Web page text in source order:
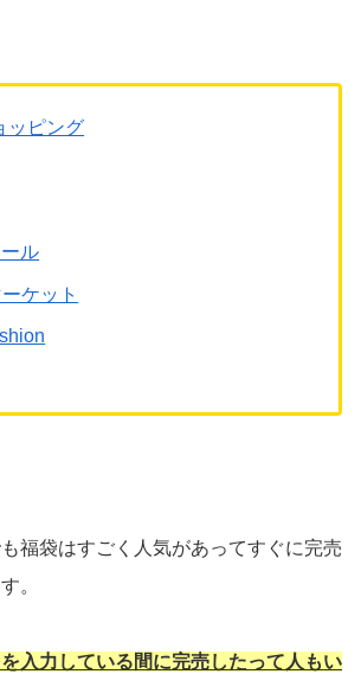
ッピング
ル
ケット
福袋はすごく人気があってすぐに完売
。
入力している間に完売したって人もい